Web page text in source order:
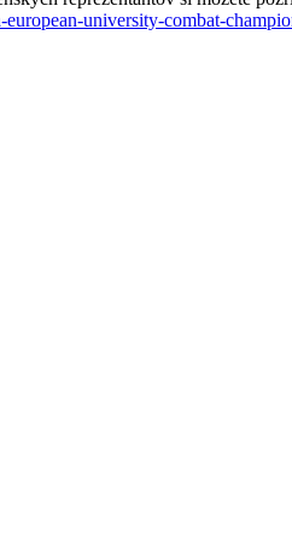
university-combat-